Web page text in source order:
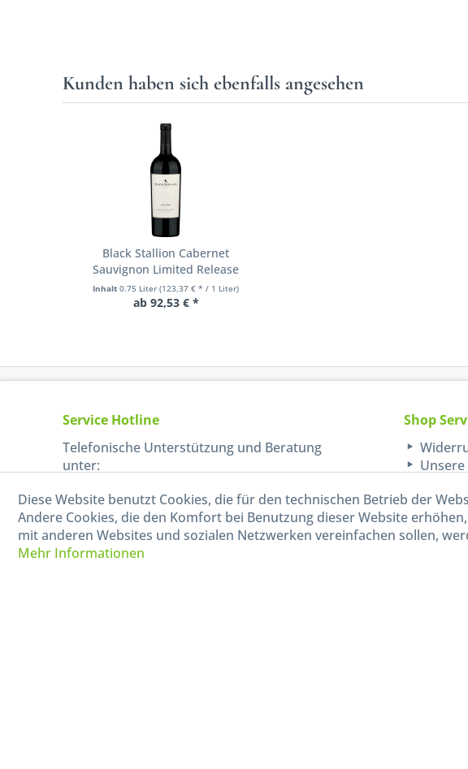
Kunden haben sich ebenfalls angesehen
Black Stallion Cabernet
Sauvignon Limited Release
Inhalt0.75 Liter(123,37 € * / 1 Liter)
ab 92,53 € *
Service Hotline
Telefonische Unterstützung und Beratung
unter:
040-880 99 770
Mo-Fr, 09:00 - 15:00 Uhr
Shop
Unsere
Diese Website benutzt Cookies, die für den technischen Betrieb der
Andere Cookies, die den Komfort bei Benutzung dieser Website
mit anderen Websites und sozialen Netzwerken vereinfachen sollen,
Mehr Informationen